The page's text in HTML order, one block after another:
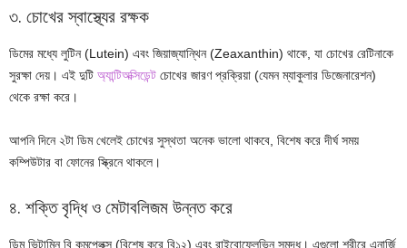
৩. চোখের স্বাস্থ্যের রক্ষক
ডিমের মধ্যে লুটিন (Lutein) এবং জিয়াজ্যান্থিন (Zeaxanthin) থাকে, যা চোখের রেটিনাকে
সুরক্ষা দেয়। এই দুটি অ্যান্টিঅক্সিডেন্ট চোখের জারণ প্রক্রিয়া (যেমন ম্যাকুলার ডিজেনারেশন)
থেকে রক্ষা করে।
আপনি দিনে ২টা ডিম খেলেই চোখের সুস্থতা অনেক ভালো থাকবে, বিশেষ করে দীর্ঘ সময়
কম্পিউটার বা ফোনের স্ক্রিনে থাকলে।
৪. শক্তি বৃদ্ধি ও মেটাবলিজম উন্নত করে
ডিম ভিটামিন বি কমপ্লেক্স (বিশেষ করে বি১২) এবং রাইবোফ্লেভিন সমৃদ্ধ। এগুলো শরীরে এনার্জি